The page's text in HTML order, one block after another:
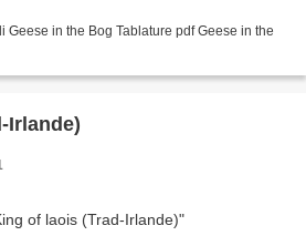
Geese in the Bog Tablature pdf Geese in the
Irlande)